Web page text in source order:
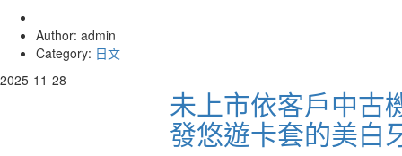
Author: admin
Category: 日文
2025-11-28
未上市依客戶中古
發悠遊卡套的美白